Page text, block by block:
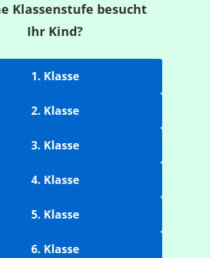
Klassenstufe besucht
Ihr Kind?
1. Klasse
2. Klasse
3. Klasse
4. Klasse
5. Klasse
6. Klasse